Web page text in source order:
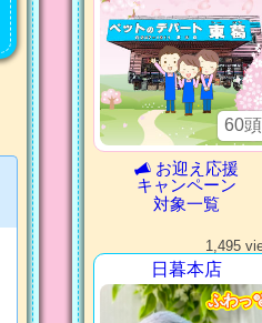
60頭
お迎え応援
キャンペーン
対象一覧
1,495
日暮本店
ふわっ
ふわっ
ふわっ
ふわっ